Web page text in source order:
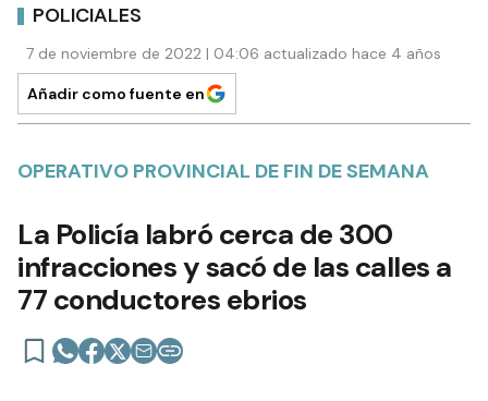
POLICIALES
7 de noviembre de 2022 | 04:06 actualizado hace 4 años
Añadir como fuente en
OPERATIVO PROVINCIAL DE FIN DE SEMANA
La Policía labró cerca de 300
infracciones y sacó de las calles a
77 conductores ebrios